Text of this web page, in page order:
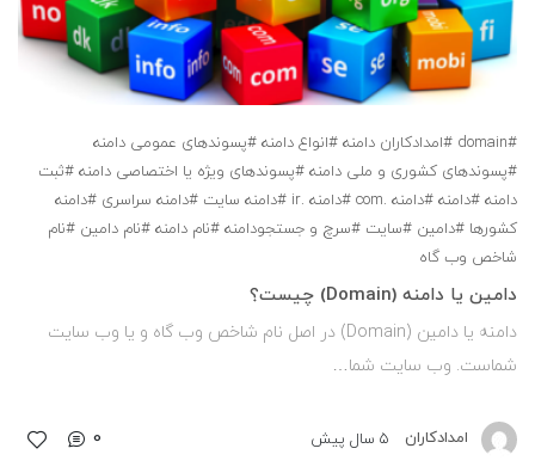
#domain #امدادکاران دامنه #انواع دامنه #پسوندهای عمومی دامنه
#پسوندهای کشوری و ملی دامنه #پسوندهای ویژه یا اختصاصی دامنه #ثبت
دامنه #دامنه #دامنه .com #دامنه .ir #دامنه سایت #دامنه سراسری #دامنه
کشورها #دامین #سایت #سرچ و جستجودامنه #نام دامنه #نام دامین #نام
شاخص وب گاه
دامین یا دامنه (Domain) چیست؟
دامنه یا دامین (Domain) در اصل نام شاخص وب گاه و یا وب سایت
شماست. وب سایت شما…
امدادکاران 5 سال پیش 0